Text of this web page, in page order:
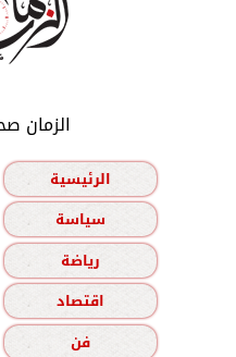
الزمان
الرئيسية
سياسة
رياضة
اقتصاد
فن